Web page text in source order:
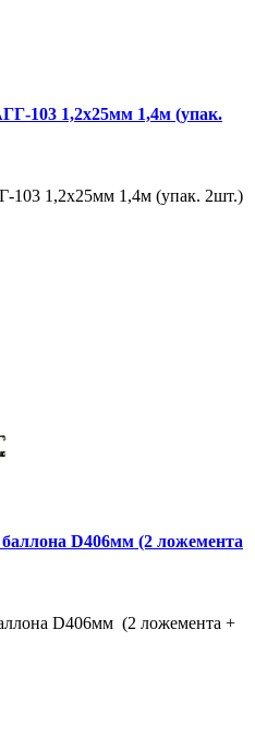
103 1,2х25мм 1,4м (упак.
103 1,2х25мм 1,4м (упак. 2шт.)
D406мм (2 ложемента
D406мм (2 ложемента +